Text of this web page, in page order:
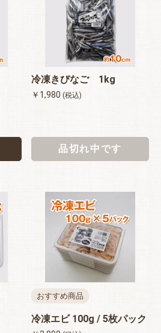
冷凍きびなご 1kg
￥1,980 (税込)
品切れ中です
おすすめ商品
冷凍エビ 100g / 5枚パック